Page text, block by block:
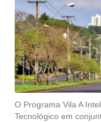
O Programa Vila A
Tecnológico em